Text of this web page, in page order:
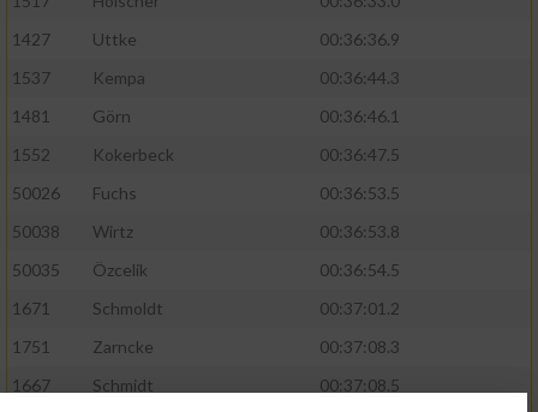
1427
Uttke
00:36:36.9
1537
Kempa
00:36:44.3
1481
Görn
00:36:46.1
1552
Kokerbeck
00:36:47.5
50026
Fuchs
00:36:53.5
50038
Wirtz
00:36:53.8
50035
Özcelik
00:36:54.5
1671
Schmoldt
00:37:01.2
1751
Zarncke
00:37:08.3
1667
Schmidt
00:37:08.5